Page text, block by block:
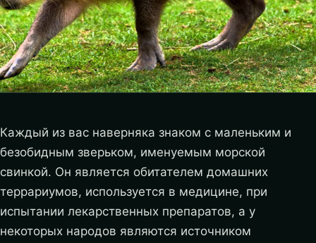
Каждый из вас наверняка знаком с маленьким и
безобидным зверьком, именуемым морской
свинкой. Он является обитателем домашних
террариумов, используется в медицине, при
испытании лекарственных препаратов, а у
некоторых народов являются источником